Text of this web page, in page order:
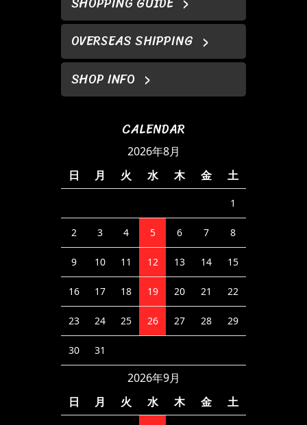
OVERSEAS SHIPPING
SHOP INFO
CALENDAR
2026年8月
日
月 火 水 木 金 土
1
2 3 4 5 6 7 8
9 10 11 12 13 14 15
16 17 18 19 20 21 22
23 24 25 26 27 28 29
30 31
2026年9月
日
月 火 水 木 金 土